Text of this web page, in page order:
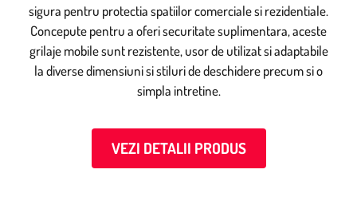
sigura pentru protectia spatiilor comerciale si rezidentiale.
Concepute pentru a oferi securitate suplimentara, aceste
grilaje mobile sunt rezistente, usor de utilizat si adaptabile
la diverse dimensiuni si stiluri de deschidere precum si o
simpla intretine.
VEZI DETALII PRODUS